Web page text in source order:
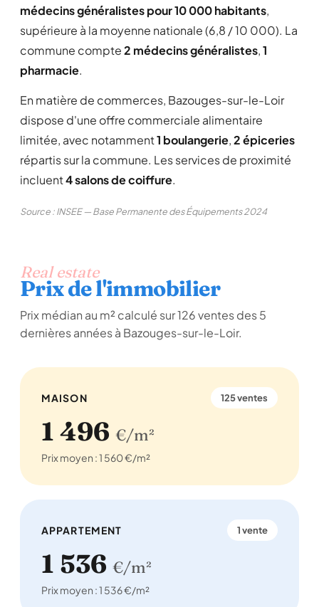
médecins généralistes pour 10 000 habitants,
supérieure à la moyenne nationale (6,8 / 10 000). La
commune compte2 médecins généralistes,1
pharmacie.
En matière de commerces, Bazouges-sur-le-Loir
dispose d'une offre commerciale alimentaire
limitée, avec notamment1 boulangerie,2 épiceries
répartis sur la commune. Les services de proximité
incluent4 salons de coiffure.
Source : INSEE — Base Permanente des Équipements 2024
Real estate
Prix de l'immobilier
Prix médian au m² calculé sur 126 ventes des 5
dernières années à Bazouges-sur-le-Loir.
MAISON 125 ventes
1 496 €/m²
Prix moyen : 1 560 €/m²
APPARTEMENT 1 vente
1 536 €/m²
Prix moyen : 1 536 €/m²